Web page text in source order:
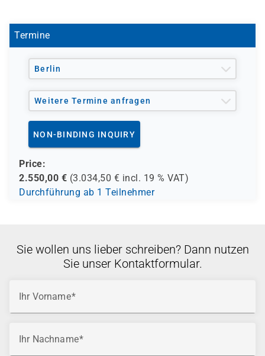
Einverständniskonzepten
Termine
Berlin
Weitere Termine anfragen
NON-BINDING INQUIRY
Price:
2.550,00 € (3.034,50 € incl. 19 % VAT)
Durchführung ab 1 Teilnehmer
Sie wollen uns lieber schreiben? Dann nutzen
Sie unser Kontaktformular.
Ihr Vorname
Ihr Nachname